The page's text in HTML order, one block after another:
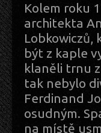
Kolem roku
architekta
Lobkowiczů,
být z kaple
klaněli trnu
tak nebylo
Ferdinand
osudným.
na místě